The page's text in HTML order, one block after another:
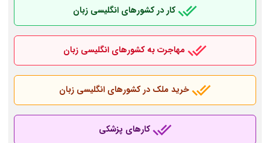
کار در کشورهای انگلیسی زبان
مهاجرت به کشورهای انگلیسی زبان
خرید ملک در کشورهای انگلیسی زبان
کارهای پزشکی